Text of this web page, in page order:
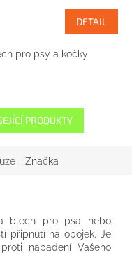
DETAIL
pro psy a kočky
PRODUKTY
Značka
blech pro psa nebo
připnutí na obojek. Je
napadení Vašeho